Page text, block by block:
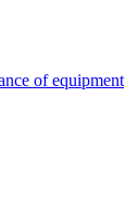
of equipment